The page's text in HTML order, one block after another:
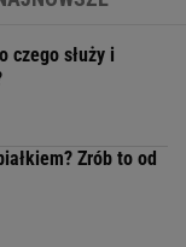
czego służy i
Zrób to od